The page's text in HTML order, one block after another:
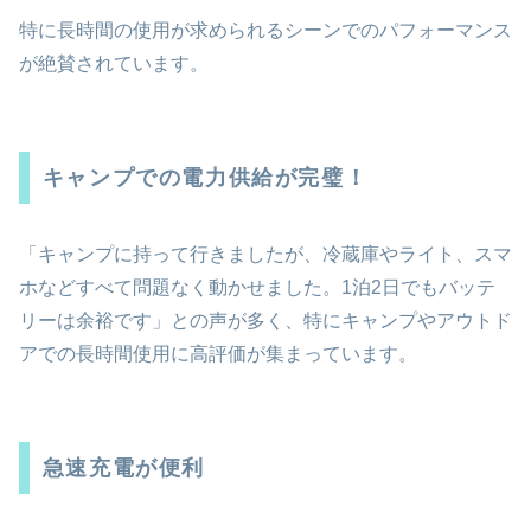
特に長時間の使用が求められるシーンでのパフォーマンス
が絶賛されています。
キャンプでの電力供給が完璧！
「キャンプに持って行きましたが、冷蔵庫やライト、スマ
ホなどすべて問題なく動かせました。1泊2日でもバッテ
リーは余裕です」との声が多く、特にキャンプやアウトド
アでの長時間使用に高評価が集まっています。
急速充電が便利